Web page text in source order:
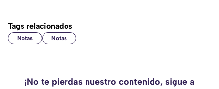
Tags relacionados
Notas Notas
¡No te pierdas nuestro contenido, sigue a